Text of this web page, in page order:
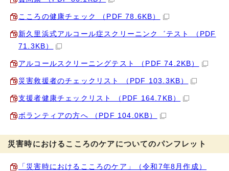
こころの健康チェック （PDF 78.6KB）
新久里浜式アルコール症スクリーニンク゛テスト （PDF
71.3KB）
アルコールスクリーニングテスト （PDF 74.2KB）
災害救援者のチェックリスト （PDF 103.3KB）
支援者健康チェックリスト （PDF 164.7KB）
ボランティアの方へ （PDF 104.0KB）
災害時におけるこころのケアについてのパンフレット
「災害時におけるこころのケア」（令和7年8月作成）